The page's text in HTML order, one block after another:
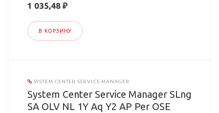
1 035,48 ₽
В КОРЗИНУ
SYSTEM CENTER SERVICE MANAGER
System Center Service Manager SLng
SA OLV NL 1Y Aq Y2 AP Per OSE